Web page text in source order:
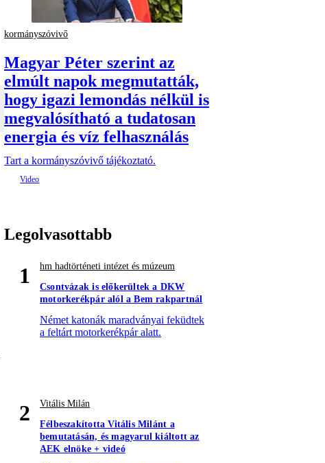
kormányszóvivő
Magyar Péter szerint az
elmúlt napok megmutatták,
hogy igazi lemondás nélkül is
megvalósítható a tudatosan
energia és víz felhasználás
Tart a kormányszóvivő tájékoztató.
Legolvasottabb
1
hm hadtörténeti intézet és múzeum
Csontvázak is előkerültek a DKW
motorkerékpár alól a Bem rakpartnál
Német katonák maradványai feküdtek
a feltárt motorkerékpár alatt.
2
Vitális Milán
Félbeszakította Vitális Milánt a
bemutatásán, és magyarul kiáltott az
AEK elnöke + videó